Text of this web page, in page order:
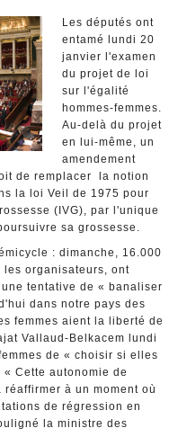
Les députés ont
entamé lundi 20
janvier l'examen
du projet de loi
sur l'égalité
hommes-femmes.
Au-delà du projet
en lui-même, un
amendement
de remplacer la notion
la loi Veil de 1975 pour
(IVG), par l'unique
sa grossesse.
: dimanche, 16.000
organisateurs, ont
tentative de « banaliser
dans notre pays des
femmes aient la liberté de
Vallaud-Belkacem lundi
de « choisir si elles
Cette autonomie de
à un moment où
de régression en
la ministre des